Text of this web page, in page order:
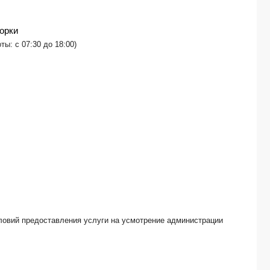
Gleam Bomonti Hotel Boutique
Rios Beach 4*
Side Zeugma (only adults 16+) 4*
с 07:30 до 18:00)
предоставления услуги на усмотрение администрации